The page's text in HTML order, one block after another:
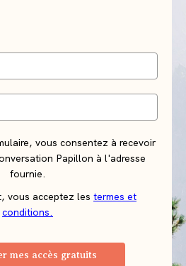
vous consentez à recevoir
Papillon à l'adresse
fournie.
vous acceptez les termes et
conditions.
mes accès gratuits